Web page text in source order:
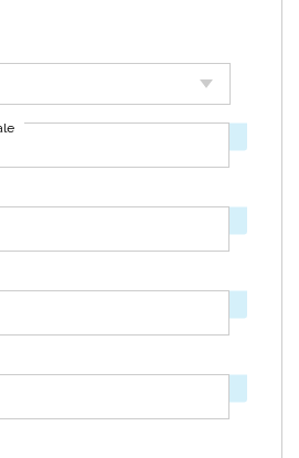
tuo nome o ragione sociale
(non verrà visualizzato)